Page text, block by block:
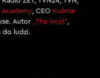
Academy, CEO Kuźniar
Autor „The Host”,
do ludzi.